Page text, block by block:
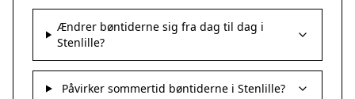
Ændrer bøntiderne sig fra dag til dag i
Stenlille?
Påvirker sommertid bøntiderne i Stenlille?